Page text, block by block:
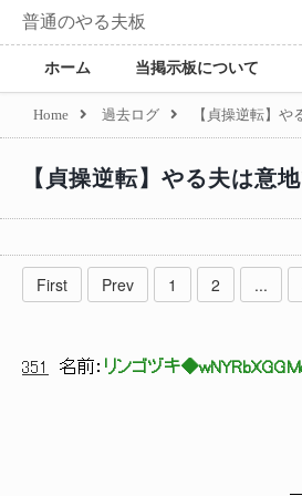
普通のやる夫板
ホーム 当掲示板について
Home 過去ログ 【貞操逆転】や
【貞操逆転】やる夫は意
First Prev 1 2 ...
351 名前： リンゴヅキ
{￣≧.､ ＿
＿,,> -- ､}＞
＿＼ヽ